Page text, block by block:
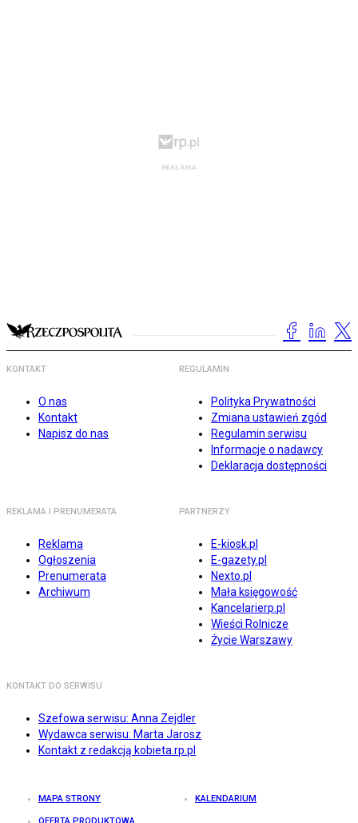
KONTAKT
O nas
Kontakt
Napisz do nas
REGULAMIN
Polityka Prywatności
Zmiana ustawień zgód
Regulamin serwisu
Informacje o nadawcy
Deklaracja dostępności
REKLAMA I PRENUMERATA
Reklama
Ogłoszenia
Prenumerata
Archiwum
PARTNERZY
E-kiosk.pl
E-gazety.pl
Nexto.pl
Mała księgowość
Kancelarierp.pl
Wieści Rolnicze
Życie Warszawy
KONTAKT DO SERWISU
Szefowa serwisu: Anna Zejdler
Wydawca serwisu: Marta Jarosz
Kontakt z redakcją kobieta.rp.pl
MAPA STRONY KALENDARIUM